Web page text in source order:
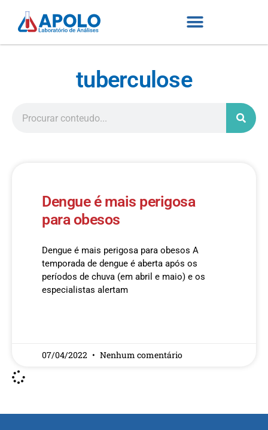
tuberculose
Dengue é mais perigosa
para obesos
Dengue é mais perigosa para obesos A
temporada de dengue é aberta após os
períodos de chuva (em abril e maio) e os
especialistas alertam
07/04/2022 Nenhum comentário